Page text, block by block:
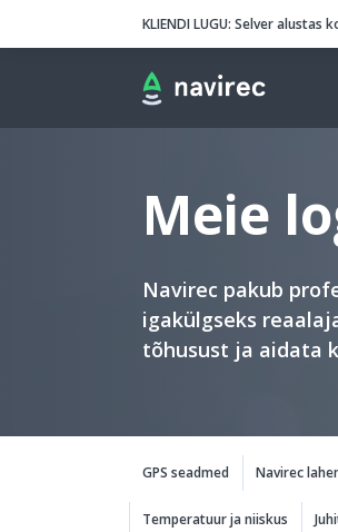
NavirecHeader
KLIENDI LUGU: Selver alustas
Navigation
Meie
Navirec pakub
igakülgseks
tõhusust ja aidata
Solutions
GPS seadmed Navirec
Temperatuur ja niiskus